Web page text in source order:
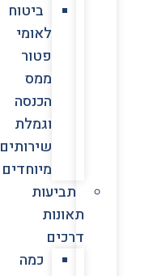
ביטוח
לאומי
פטור
ממס
הכנסה
וגמלת
שירותים
מיוחדים
תביעות
תאונות
דרכים
כמה